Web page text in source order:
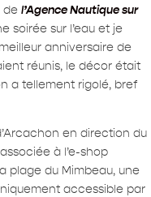
del’Agence Nautique sur
soirée sur l’eau et je
anniversaire de
réunis, le décor était
a tellement rigolé, bref
en direction du
à l’e-shop
plage du Mimbeau, une
accessible par